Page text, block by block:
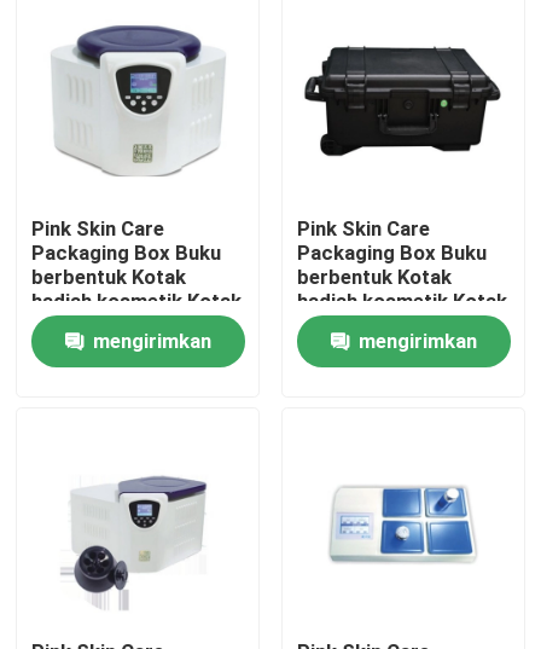
Rumah
Produk
Video
Pink Skin Care
Packaging Box Buku
berbentuk Kotak
hadiah kosmetik Kotak
kertas magnetik Untuk
perawatan kulit Botol
kosmetik dengan
mengirimkan
Pink Skin Care
Packaging Box Buku
berbentuk Kotak
hadiah kosmetik Kotak
kertas magnetik Untuk
perawatan kulit Botol
kosmetik dengan
mengirimkan